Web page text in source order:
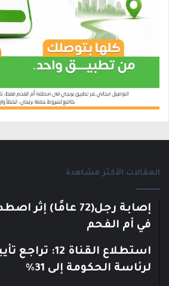
المقالات الأكثر مشاهدة
إصابة رجل(72 عامًا)
في أم الفحم
استطلاع القناة 12:
لرئاسة الحكومة إلى 31%